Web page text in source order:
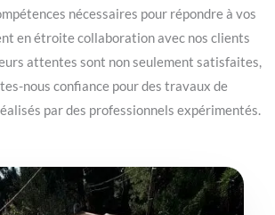
nécessaires pour répondre à vos
en étroite collaboration avec nos clients
attentes sont non seulement satisfaites,
nous confiance pour des travaux de
par des professionnels expérimentés.